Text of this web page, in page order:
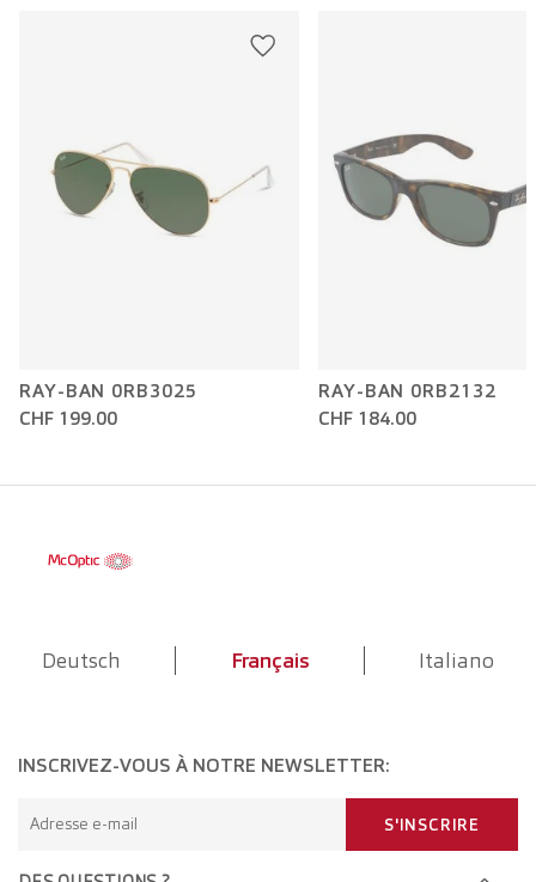
RAY-BAN 0RB3025
CHF 199.00
RAY-BAN 0RB2132
CHF 184.00
Deutsch Français Italiano
INSCRIVEZ-VOUS À NOTRE NEWSLETTER:
Adresse e-mail S'INSCRIRE